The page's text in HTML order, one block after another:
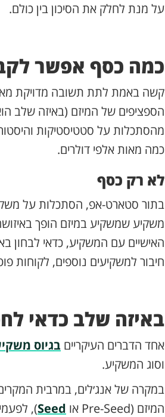
על מנת לחלק את הסיכון בין כולם.
כמה כסף אפשר
קשה באמת לתת תשובה מדויקת
הספציפים של המיזם (באיזה שלב
מהסתכלות על סטטיסטיקות
כמה מאות אלפי דולרים.
לא רק כסף
בתור סטארט-אפ, הסתכלות על
משקיע שמשקיע במיזם הופך
האישיים עם המשקיע, כדאי לבחון
חיבור למשקיעים נוספים, לקוחות
באיזה שלב כדאי
אחד הדברים העיקריים בגיוס
וסוג המשקיע.
במקרה של אנג׳לים, במרבית
המיזם (Pre-Seed או
Seed
),